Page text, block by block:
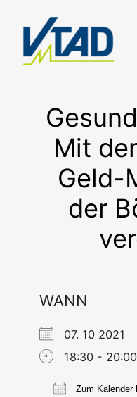
springen
Mit
Geld-
der
WANN
07. 10 2021
18:30 - 20:00
Zum Kalender